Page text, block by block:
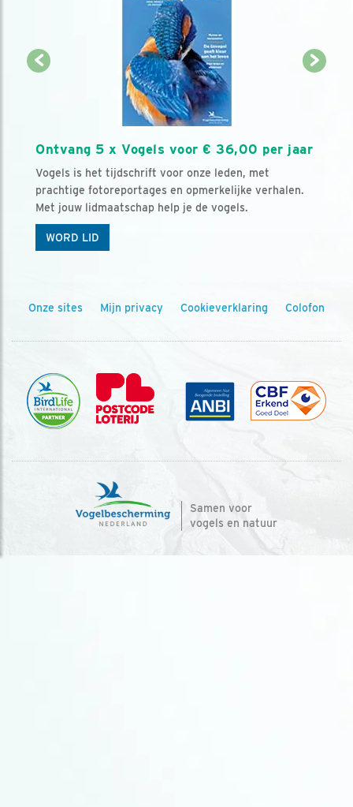
Ontvang 5 x Vogels voor € 36,00 per jaar
Vogels is het tijdschrift voor onze leden, met
prachtige fotoreportages en opmerkelijke verhalen.
Met jouw lidmaatschap help je de vogels.
WORD LID
Onze sites Mijn privacy Cookieverklaring Colofon
Samen voor
vogels en natuur